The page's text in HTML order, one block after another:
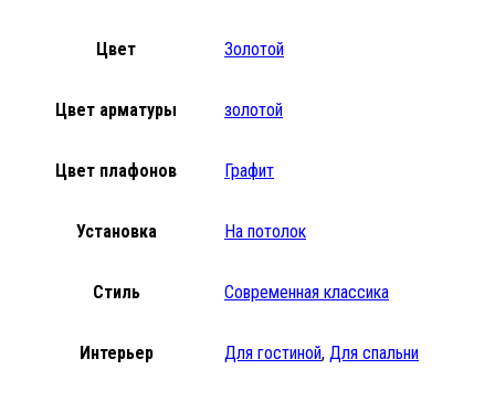
Цвет Золотой
Цвет арматуры золотой
Цвет плафонов Графит
Установка На потолок
Стиль Современная классика
Интерьер Для гостиной, Для спальни